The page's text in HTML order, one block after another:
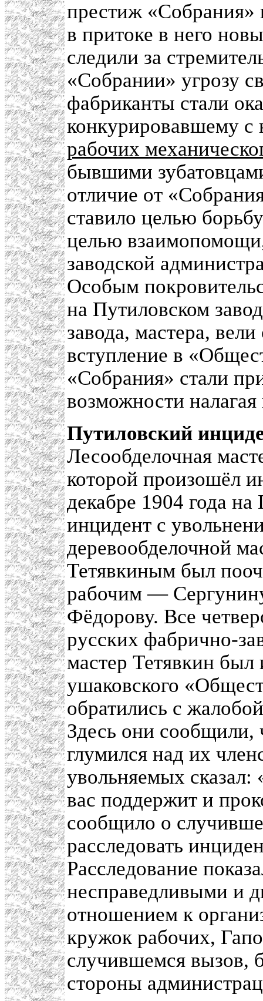
престиж «Собрания»
в притоке в него
следили за
«Собрании» угрозу
фабриканты стали
конкурировавшему
рабочих
бывшими
отличие от
ставило целью
целью
заводской
Особым
на Путиловском
завода, мастера,
вступление в
«Собрания» стали
возможности
Путиловский
Лесообделочная
которой произошёл
декабре 1904 года
инцидент с
деревообделочной
Тетявкиным был
рабочим —
Фёдорову. Все
русских фабрично-
мастер Тетявкин был
ушаковского
обратились с
Здесь они сообщили,
глумился над их
увольняемых сказал:
вас поддержит и
сообщило о
расследовать
Расследование
несправедливыми и
отношением к
кружок рабочих,
случившемся
стороны